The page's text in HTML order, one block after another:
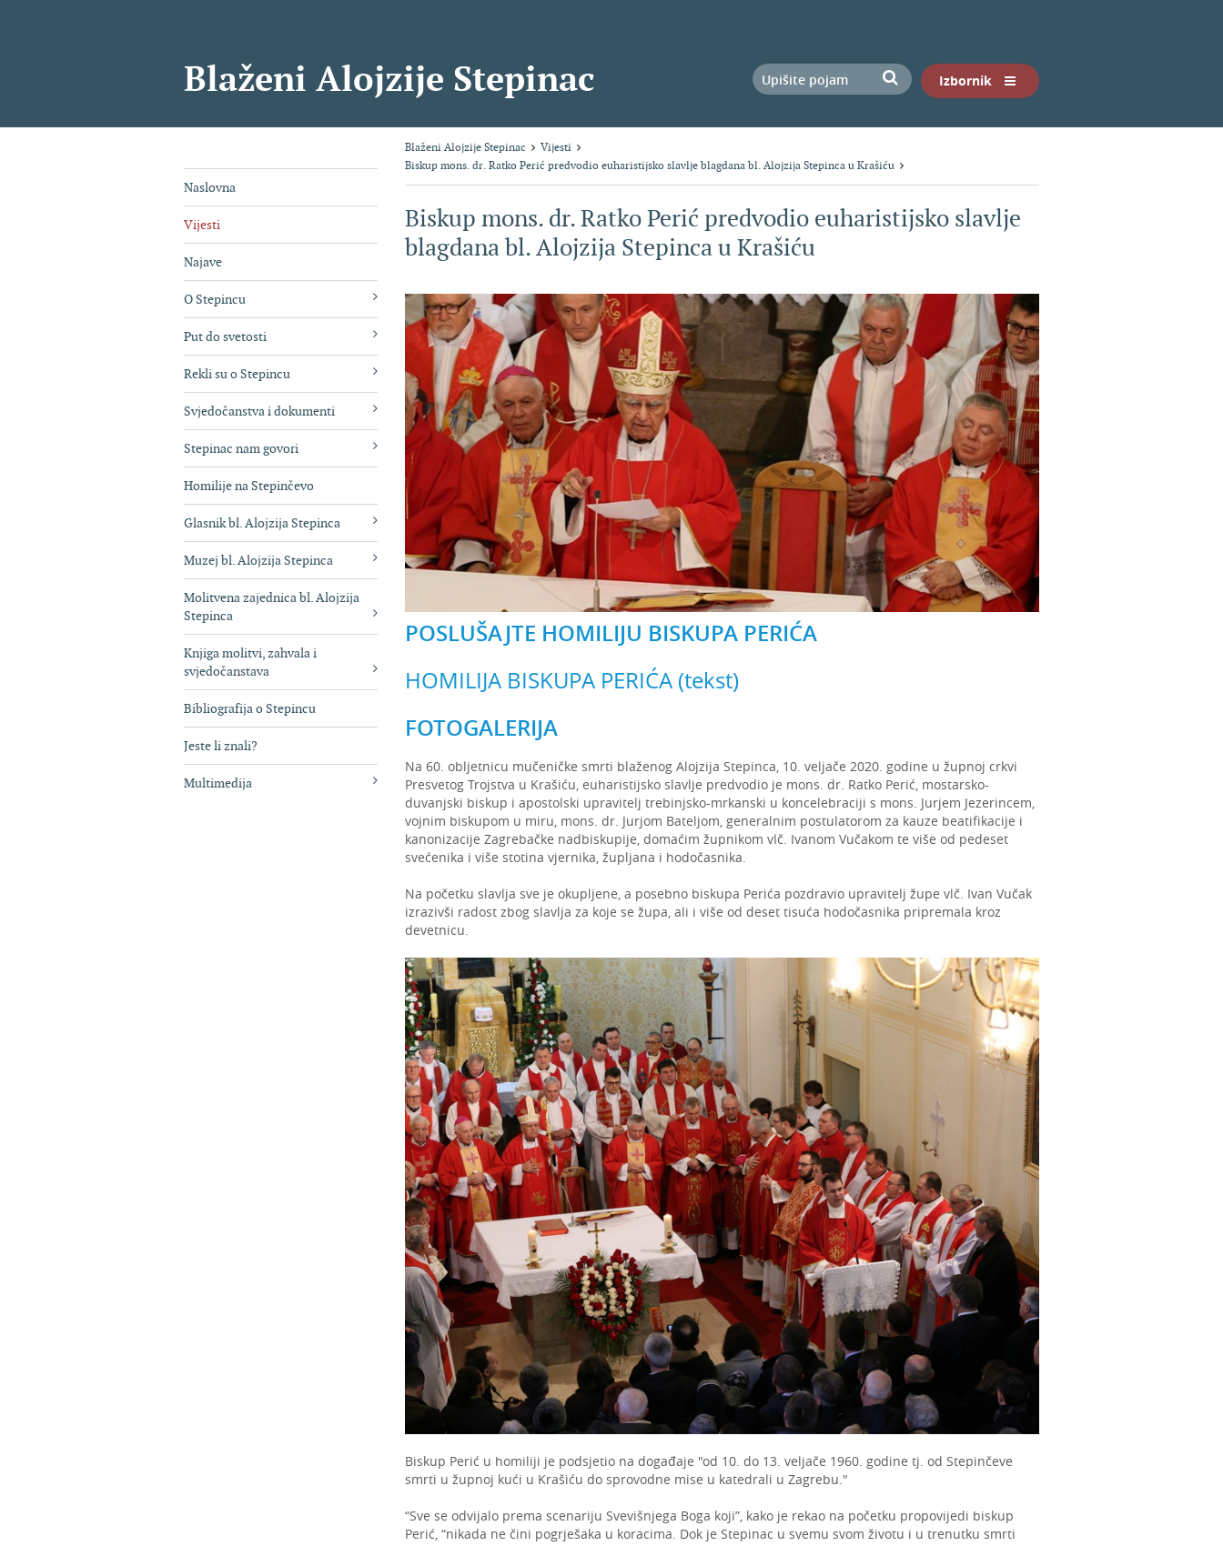
Blaženi Alojzije Stepinac Izbornik
Naslovna
Vijesti
Najave
O Stepincu
Put do svetosti
Rekli su o Stepincu
Svjedočanstva i dokumenti
Stepinac nam govori
Homilije na Stepinčevo
Glasnik bl. Alojzija Stepinca
Muzej bl. Alojzija Stepinca
Molitvena zajednica bl. Alojzija
Stepinca
Knjiga molitvi, zahvala i
svjedočanstava
Bibliografija o Stepincu
Jeste li znali?
Multimedija
Blaženi Alojzije Stepinac
Vijesti
Biskup mons. dr. Ratko Perić predvodio euharistijsko slavlje blagdana bl. Alojzija Stepinca u Krašiću
Biskup mons. dr. Ratko Perić predvodio euharistijsko slavlje
blagdana bl. Alojzija Stepinca u Krašiću
POSLUŠAJTE HOMILIJU BISKUPA PERIĆA
HOMILIJA BISKUPA PERIĆA (tekst)
FOTOGALERIJA
Na 60. obljetnicu mučeničke smrti blaženog Alojzija Stepinca, 10. veljače 2020. godine u župnoj crkvi
Presvetog Trojstva u Krašiću, euharistijsko slavlje predvodio je mons. dr. Ratko Perić, mostarsko-
duvanjski biskup i apostolski upravitelj trebinjsko-mrkanski u koncelebraciji s mons. Jurjem Jezerincem,
vojnim biskupom u miru, mons. dr. Jurjom Bateljom, generalnim postulatorom za kauze beatifikacije i
kanonizacije Zagrebačke nadbiskupije, domaćim župnikom vlč. Ivanom Vučakom te više od pedeset
svećenika i više stotina vjernika, župljana i hodočasnika.
Na početku slavlja sve je okupljene, a posebno biskupa Perića pozdravio upravitelj župe vlč. Ivan Vučak
izrazivši radost zbog slavlja za koje se župa, ali i više od deset tisuća hodočasnika pripremala kroz
devetnicu.
Biskup Perić u homiliji je podsjetio na događaje "od 10. do 13. veljače 1960. godine tj. od Stepinčeve
smrti u župnoj kući u Krašiću do sprovodne mise u katedrali u Zagrebu."
“Sve se odvijalo prema scenariju Svevišnjega Boga koji”, kako je rekao na početku propovijedi biskup
Perić, “nikada ne čini pogrješaka u koracima. Dok je Stepinac u svemu svom životu i u trenutku smrti